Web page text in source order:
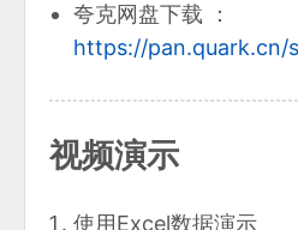
夸克网盘下载 ：
https://pan.quark.cn/
视频演示
使用Excel数据演示